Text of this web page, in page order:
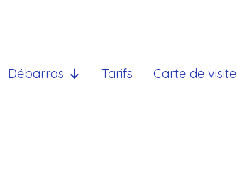
Débarras Tarifs Carte de visite